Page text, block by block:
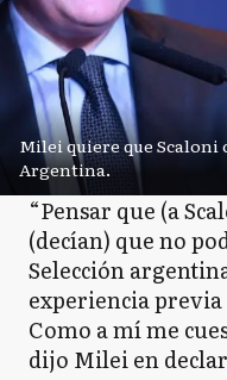
Milei quiere que
Argentina.
“Pensar que (a
(decían) que no
Selección
experiencia
Como a mí me
dijo Milei en